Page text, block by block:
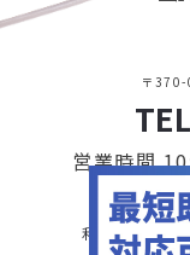
〒370-
営業時間
利用規約・プラ